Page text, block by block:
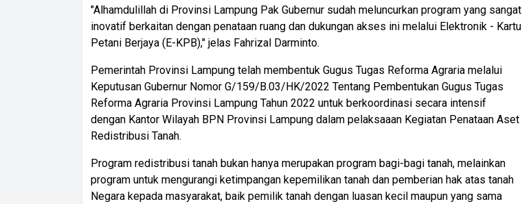
"Alhamdulillah di Provinsi Lampung Pak Gubernur sudah meluncurkan program yang sangat
inovatif berkaitan dengan penataan ruang dan dukungan akses ini melalui Elektronik - Kartu
Petani Berjaya (E-KPB)," jelas Fahrizal Darminto.
Pemerintah Provinsi Lampung telah membentuk Gugus Tugas Reforma Agraria melalui
Keputusan Gubernur Nomor G/159/B.03/HK/2022 Tentang Pembentukan Gugus Tugas
Reforma Agraria Provinsi Lampung Tahun 2022 untuk berkoordinasi secara intensif
dengan Kantor Wilayah BPN Provinsi Lampung dalam pelaksaaan Kegiatan Penataan Aset
Redistribusi Tanah.
Program redistribusi tanah bukan hanya merupakan program bagi-bagi tanah, melainkan
program untuk mengurangi ketimpangan kepemilikan tanah dan pemberian hak atas tanah
Negara kepada masyarakat, baik pemilik tanah dengan luasan kecil maupun yang sama